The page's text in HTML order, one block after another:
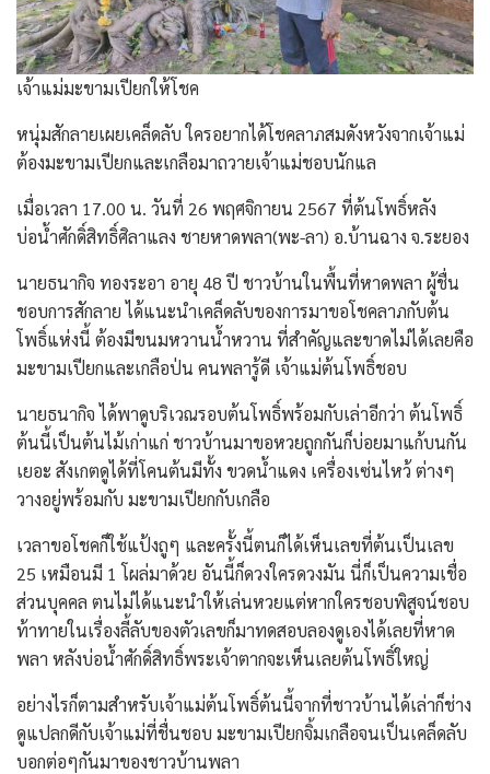
เจ้าแม่มะขามเปียกให้โชค
หนุ่มสักลายเผยเคล็ดลับ ใครอยากได้โชคลาภสมดังหวังจากเจ้าแม่
ต้องมะขามเปียกและเกลือมาถวายเจ้าแม่ชอบนักแล
เมื่อเวลา 17.00 น. วันที่ 26 พฤศจิกายน 2567 ที่ต้นโพธิ์หลัง
บ่อน้ำศักดิ์สิทธิ์ศิลาแลง ชายหาดพลา(พะ-ลา) อ.บ้านฉาง จ.ระยอง
นายธนากิจ ทองระอา อายุ 48 ปี ชาวบ้านในพื้นที่หาดพลา ผู้ชื่น
ชอบการสักลาย ได้แนะนำเคล็ดลับของการมาขอโชคลาภกับต้น
โพธิ์แห่งนี้ ต้องมีขนมหวานน้ำหวาน ที่สำคัญและขาดไม่ได้เลยคือ
มะขามเปียกและเกลือป่น คนพลารู้ดี เจ้าแม่ต้นโพธิ์ชอบ
นายธนากิจ ได้พาดูบริเวณรอบต้นโพธิ์พร้อมกับเล่าอีกว่า ต้นโพธิ์
ต้นนี้เป็นต้นไม้เก่าแก่ ชาวบ้านมาขอหวยถูกกันก็บ่อยมาแก้บนกัน
เยอะ สังเกตดูได้ที่โคนต้นมีทั้ง ขวดน้ำแดง เครื่องเซ่นไหว้ ต่างๆ
วางอยู่พร้อมกับ มะขามเปียกกับเกลือ
เวลาขอโชคก็ใช้แป้งถูๆ และครั้งนี้ตนก็ได้เห็นเลขที่ต้นเป็นเลข
25 เหมือนมี 1 โผล่มาด้วย อันนี้ก็ดวงใครดวงมัน นี่ก็เป็นความเชื่อ
ส่วนบุคคล ตนไม่ได้แนะนำให้เล่นหวยแต่หากใครชอบพิสูจน์ชอบ
ท้าทายในเรื่องลี้ลับของตัวเลขก็มาทดสอบลองดูเองได้เลยที่หาด
พลา หลังบ่อน้ำศักดิ์สิทธิ์พระเจ้าตากจะเห็นเลยต้นโพธิ์ใหญ่
อย่างไรก็ตามสำหรับเจ้าแม่ต้นโพธิ์ต้นนี้จากที่ชาวบ้านได้เล่าก็ช่าง
ดูแปลกดีกับเจ้าแม่ที่ชื่นชอบ มะขามเปียกจิ้มเกลือจนเป็นเคล็ดลับ
บอกต่อๆกันมาของชาวบ้านพลา